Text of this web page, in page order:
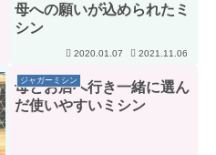
母への願いが込められたミ
シン
2020.01.07 2021.11.06
ジャガーミシン
母とお店へ行き一緒に選ん
だ使いやすいミシン